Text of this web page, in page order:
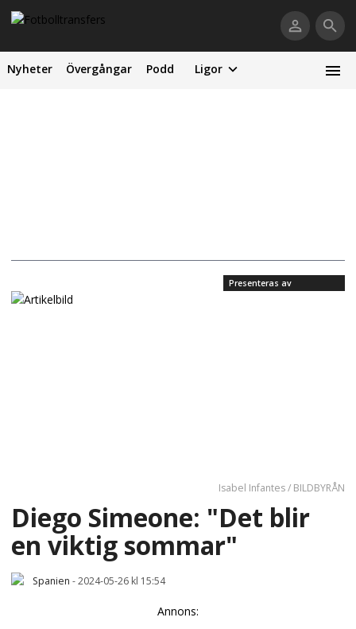
Nyheter Övergångar Podd Ligor
Presenteras av
Isabel Infantes / BILDBYRÅN
Diego Simeone: "Det blir
en viktig sommar"
Spanien -2024-05-26 kl 15:54
Annons: